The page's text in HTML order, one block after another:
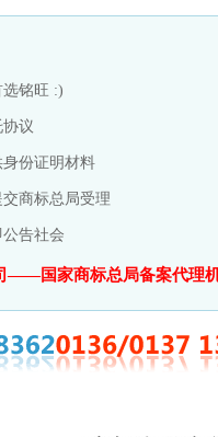
铭旺 :)
议
份证明材料
商标总局受理
告社会
——国家商标总局备案代理